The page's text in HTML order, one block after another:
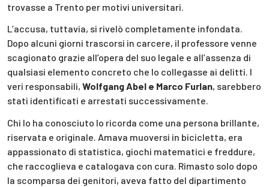
trovasse a Trento per motivi universitari.
L’accusa, tuttavia, si rivelò completamente infondata.
Dopo alcuni giorni trascorsi in carcere, il professore venne
scagionato grazie all’opera del suo legale e all’assenza di
qualsiasi elemento concreto che lo collegasse ai delitti. I
veri responsabili, Wolfgang Abel e Marco Furlan, sarebbero
stati identificati e arrestati successivamente.
Chi lo ha conosciuto lo ricorda come una persona brillante,
riservata e originale. Amava muoversi in bicicletta, era
appassionato di statistica, giochi matematici e freddure,
che raccoglieva e catalogava con cura. Rimasto solo dopo
la scomparsa dei genitori, aveva fatto del dipartimento